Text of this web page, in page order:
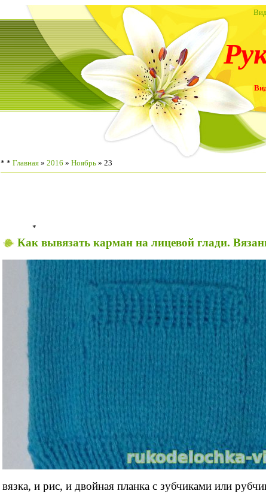
* * Главная » 2016 » Ноябрь » 23
*
Как вывязать карман на лицевой глади.
вязка, и рис, и двойная планка с зубчиками или